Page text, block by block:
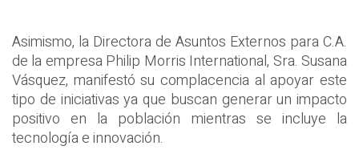
Asimismo, la Directora de Asuntos Externos para C.A.
de la empresa Philip Morris International, Sra. Susana
Vásquez, manifestó su complacencia al apoyar este
tipo de iniciativas ya que buscan generar un impacto
positivo en la población mientras se incluye la
tecnología e innovación.